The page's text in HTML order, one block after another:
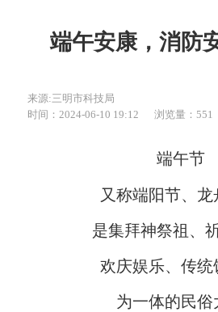
端午安康，消防
来源:三明市科技局
时间：2024-06-10 19:12
浏览量：551
端午节
又称端阳节、龙
是集拜神祭祖、
欢庆娱乐、传统
为一体的民俗